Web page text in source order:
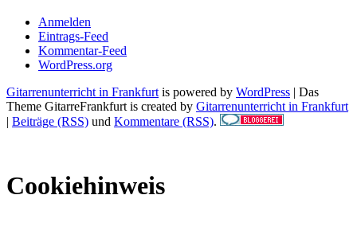
Anmelden
Eintrags-Feed
Kommentar-Feed
WordPress.org
Gitarrenunterricht in Frankfurt is powered by WordPress | Das
Theme GitarreFrankfurt is created by Gitarrenunterricht in Frankfurt
| Beiträge (RSS) und Kommentare (RSS).
Cookiehinweis